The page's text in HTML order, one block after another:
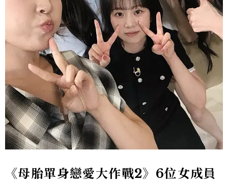
《母胎單身戀愛大作戰2》6位女成員